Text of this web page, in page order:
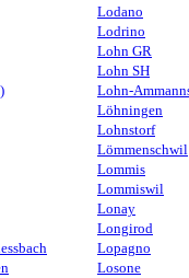
Lodano
Lodrino
Lohn GR
Lohn SH
Lohn-
Löhningen
Lohnstorf
Lömmenschwil
Lommis
Lommiswil
Lonay
Longirod
Lopagno
Losone